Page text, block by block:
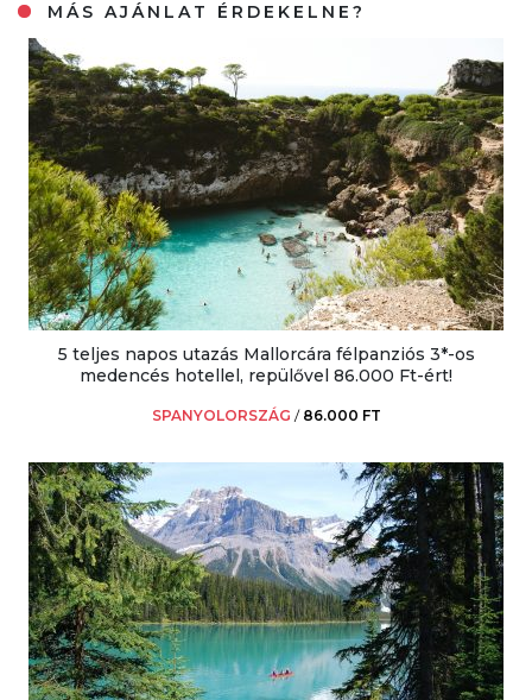
MÁS AJÁNLAT ÉRDEKELNE?
5 teljes napos utazás Mallorcára félpanziós 3*-os
medencés hotellel, repülővel 86.000 Ft-ért!
SPANYOLORSZÁG / 86.000 FT